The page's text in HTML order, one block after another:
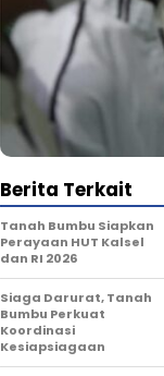
Berita Terkait
Tanah Bumbu Siapkan
Perayaan HUT Kalsel
dan RI 2026
Siaga Darurat, Tanah
Bumbu Perkuat
Koordinasi
Kesiapsiagaan